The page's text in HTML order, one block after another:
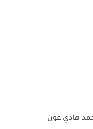
هادي عون